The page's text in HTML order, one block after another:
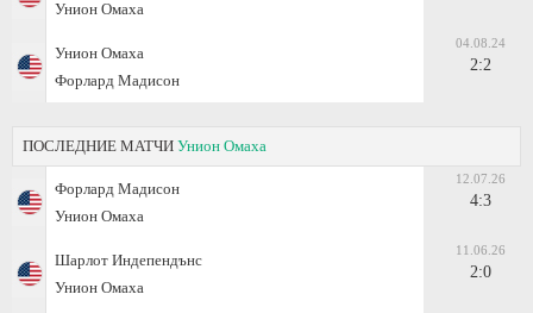
Унион Омаха
Унион Омаха
Форлард Мадисон
04.08.24
2:2
ПОСЛЕДНИЕ МАТЧИ Унион Омаха
Форлард Мадисон
Унион Омаха
12.07.26
4:3
Шарлот Индепендънс
Унион Омаха
11.06.26
2:0